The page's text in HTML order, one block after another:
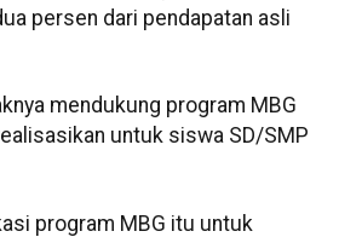
persen dari pendapatan asli
mendukung program MBG
untuk siswa SD/SMP
program MBG itu untuk